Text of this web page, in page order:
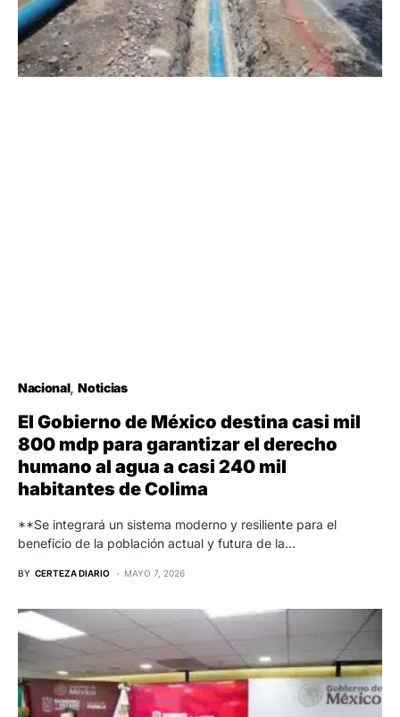
Nacional Noticias
El Gobierno de México destina casi mil
800 mdp para garantizar el derecho
humano al agua a casi 240 mil
habitantes de Colima
**Se integrará un sistema moderno y resiliente para el
beneficio de la población actual y futura de la…
BY CERTEZA DIARIO MAYO 7, 2026